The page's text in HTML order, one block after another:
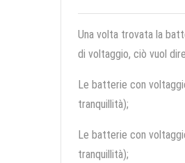
Una volta trovata la
di voltaggio, ciò vuol
Le batterie con
tranquillità);
Le batterie con
tranquillità);